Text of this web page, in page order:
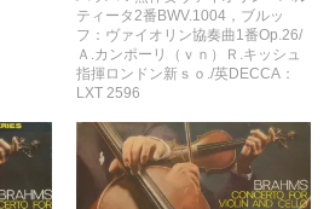
ティータ2番BWV.1004，ブルッ
フ：ヴァイオリン協奏曲1番Op.26/
Ａ.カンポーリ（ｖｎ）Ｒ.キッシュ
指揮ロンドン新ｓｏ./英DECCA：
LXT 2596